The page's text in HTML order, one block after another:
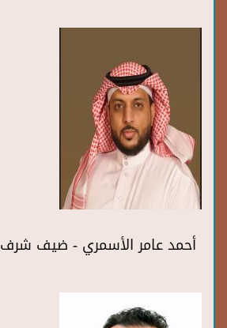
أحمد عامر الأسمري - ضيف شرف